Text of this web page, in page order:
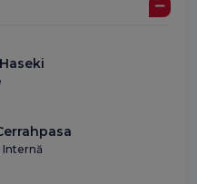
Internă